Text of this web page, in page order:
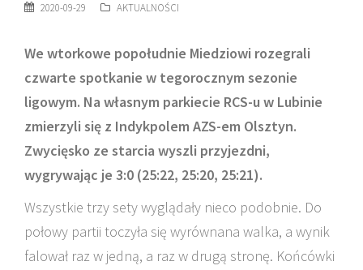
2020-09-29 AKTUALNOŚCI
We wtorkowe popołudnie Miedziowi rozegrali
czwarte spotkanie w tegorocznym sezonie
ligowym. Na własnym parkiecie RCS-u w Lubinie
zmierzyli się z Indykpolem AZS-em Olsztyn.
Zwycięsko ze starcia wyszli przyjezdni,
wygrywając je 3:0 (25:22, 25:20, 25:21).
Wszystkie trzy sety wyglądały nieco podobnie. Do
połowy partii toczyła się wyrównana walka, a wynik
falował raz w jedną, a raz w drugą stronę. Końcówki